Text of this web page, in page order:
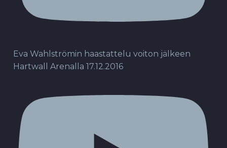
Eva Wahlströmin haastattelu voiton jälkeen
Hartwall Arenalla 17.12.2016